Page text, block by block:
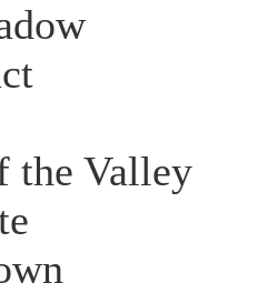
the Valley